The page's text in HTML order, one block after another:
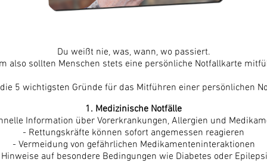
Du weißt nie, was, wann, wo passiert.
also sollten Menschen stets eine persönliche Notfallkarte
5 wichtigsten Gründe für das Mitführen einer persönlichen
1. Medizinische Notfälle
Information über Vorerkrankungen, Allergien und
- Rettungskräfte können sofort angemessen reagieren
- Vermeidung von gefährlichen Medikamenteninteraktionen
auf besondere Bedingungen wie Diabetes oder